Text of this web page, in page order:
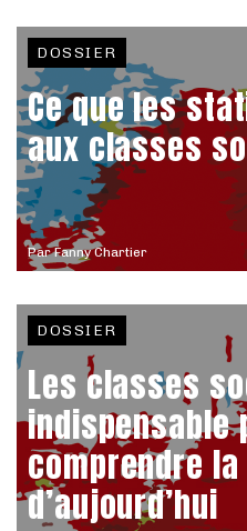
ParFanny Chartier
DOSSIER
Ce que les
aux classes
DOSSIER
Les classes
indispensable
comprendre la
d’aujourd’hui